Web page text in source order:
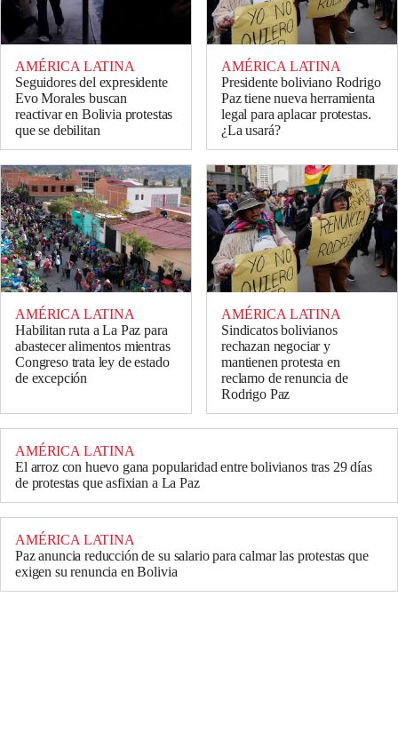
AMÉRICA LATINA
Seguidores del expresidente
Evo Morales buscan
reactivar en Bolivia protestas
que se debilitan
AMÉRICA LATINA
Presidente boliviano Rodrigo
Paz tiene nueva herramienta
legal para aplacar protestas.
¿La usará?
AMÉRICA LATINA
Habilitan ruta a La Paz para
abastecer alimentos mientras
Congreso trata ley de estado
de excepción
AMÉRICA LATINA
Sindicatos bolivianos
rechazan negociar y
mantienen protesta en
reclamo de renuncia de
Rodrigo Paz
AMÉRICA LATINA
El arroz con huevo gana popularidad entre bolivianos tras 29 días
de protestas que asfixian a La Paz
AMÉRICA LATINA
Paz anuncia reducción de su salario para calmar las protestas que
exigen su renuncia en Bolivia